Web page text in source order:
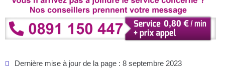
Dernière mise à jour de la page : 8 septembre 2023